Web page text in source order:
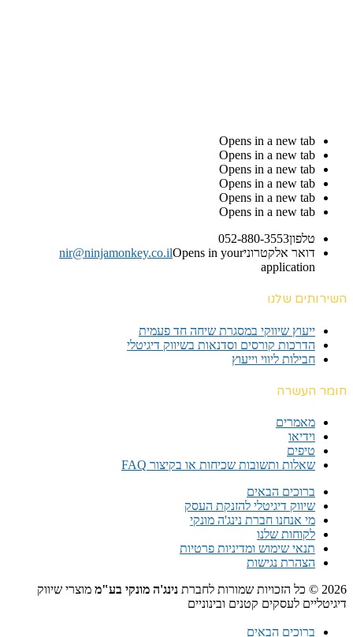
Opens in a new tab
Opens in a new tab
Opens in a new tab
Opens in a new tab
Opens in a new tab
Opens in a new tab
טלפון052-880-3553
דואר אלקטרוני
nir@ninjamonkey.co.ilOpens in your
application
השירותים שלנו
ייעוץ שיווקי במסגרת שיחה חד פעמית​
הדרכות קורסים וסדנאות בשיווק דיגיטלי
חבילות ליווי וייעוץ
חומר העשרה
מאמרים
וידיאו
טיפים
שאלות ותשובות שכיחות או בקיצור FAQ
ברוכים הבאים
שיווק דיגיטלי להזנקת העסק
מי אנחנו חברת נינג'ה מונקי
לקוחות שלנו
תנאי שימוש ומדיניות פרטיות
הצהרת נגישות
2026 © כל הזכויות שמורות לחברת
נינג'ה מונקי בע"מ מוצרי שיווק
דיגיטליים לעסקים קטנים ובינוניים
ברוכים הבאים